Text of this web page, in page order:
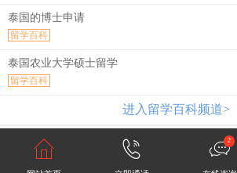
泰国的博士申请
留学百科
泰国农业大学硕士留学
留学百科
进入留学百科频道>
2